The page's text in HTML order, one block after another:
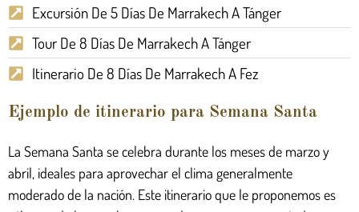
Excursión De 5 Días De Marrakech A Tánger
Tour De 8 Días De Marrakech A Tánger
Itinerario De 8 Días De Marrakech A Fez
Ejemplo de itinerario para Semana Santa
La Semana Santa se celebra durante los meses de marzo y
abril, ideales para aprovechar el clima generalmente
moderado de la nación. Este itinerario que le proponemos es